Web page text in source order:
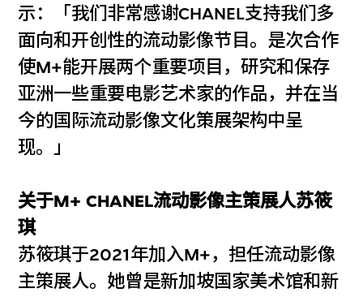
示：「我们非常感谢CHANEL支持我们多
面向和开创性的流动影像节目。是次合作
使M+能开展两个重要项目，研究和保存
亚洲一些重要电影艺术家的作品，并在当
今的国际流动影像文化策展架构中呈
现。」
关于M+ CHANEL流动影像主策展人苏筱
琪
苏筱琪于2021年加入M+，担任流动影像
主策展人。她曾是新加坡国家美术馆和新